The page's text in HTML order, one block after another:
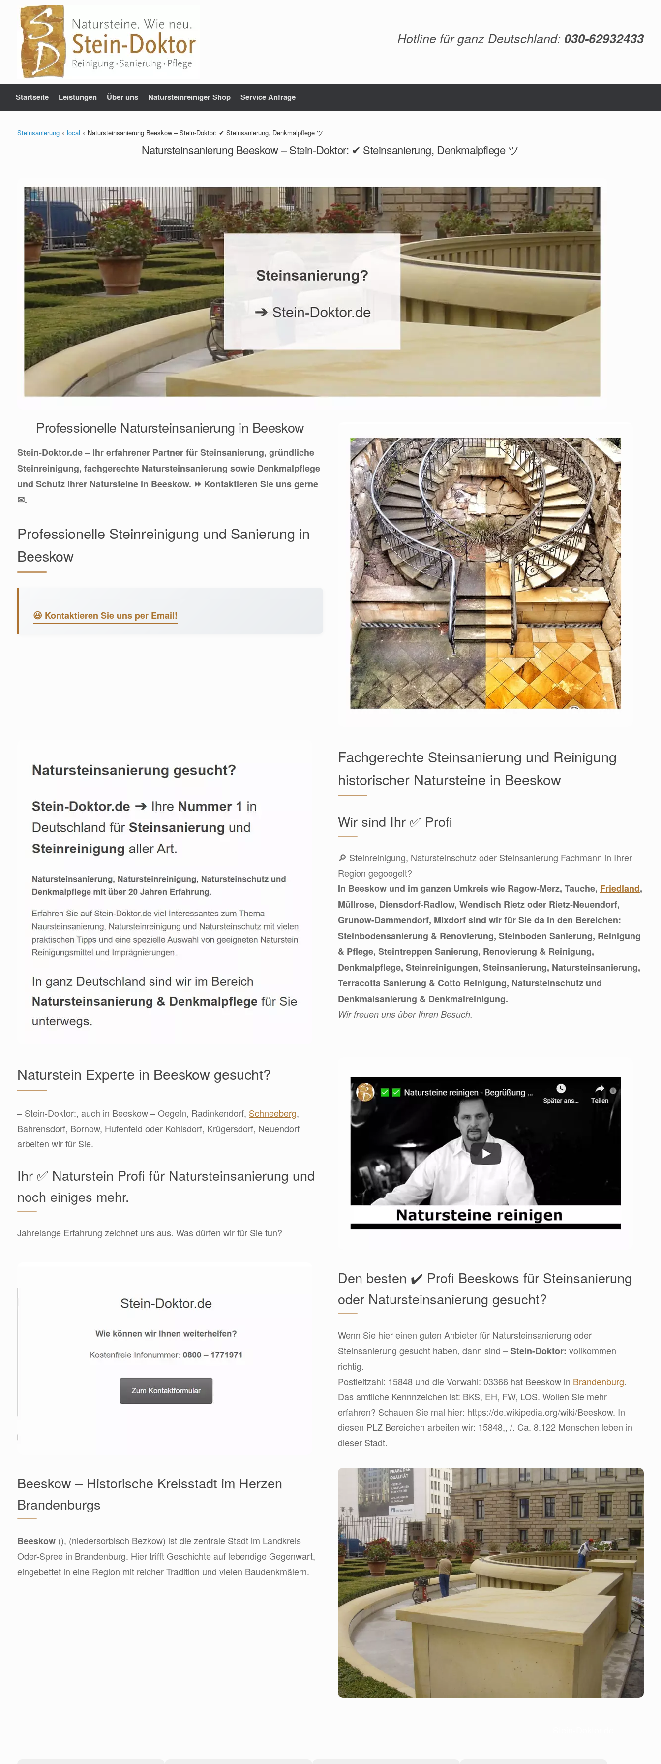
springen
Hotline für ganz Deutschland: 030-62932433
Startseite Leistungen Über uns Natursteinreiniger Shop Service Anfrage
Steinsanierung » local » Natursteinsanierung Beeskow – Stein-Doktor: ✔ Steinsanierung, Denkmalpflege ツ
Natursteinsanierung Beeskow – Stein-Doktor: ✔ Steinsanierung, Denkmalpflege ツ
Professionelle Natursteinsanierung in Beeskow
Stein-Doktor.de – Ihr erfahrener Partner für Steinsanierung, gründliche
Steinreinigung, fachgerechte Natursteinsanierung sowie Denkmalpflege
und Schutz Ihrer Natursteine in Beeskow. ⏩ Kontaktieren Sie uns gerne
✉.
Professionelle Steinreinigung und Sanierung in
Beeskow
😃 Kontaktieren Sie uns per Email!
Fachgerechte Steinsanierung und Reinigung
historischer Natursteine in Beeskow
Wir sind Ihr ✅ Profi
🔎 Steinreinigung, Natursteinschutz oder Steinsanierung Fachmann in Ihrer
Region gegoogelt?
In Beeskow und im ganzen Umkreis wie Ragow-Merz, Tauche, Friedland,
Müllrose, Diensdorf-Radlow, Wendisch Rietz oder Rietz-Neuendorf,
Grunow-Dammendorf, Mixdorf sind wir für Sie da in den Bereichen:
Steinbodensanierung & Renovierung, Steinboden Sanierung, Reinigung
& Pflege, Steintreppen Sanierung, Renovierung & Reinigung,
Denkmalpflege, Steinreinigungen, Steinsanierung, Natursteinsanierung,
Terracotta Sanierung & Cotto Reinigung, Natursteinschutz und
Denkmalsanierung & Denkmalreinigung.
Wir freuen uns über Ihren Besuch.
Naturstein Experte in Beeskow gesucht?
– Stein-Doktor:, auch in Beeskow – Oegeln, Radinkendorf, Schneeberg,
Bahrensdorf, Bornow, Hufenfeld oder Kohlsdorf, Krügersdorf, Neuendorf
arbeiten wir für Sie.
Ihr ✅ Naturstein Profi für Natursteinsanierung und
noch einiges mehr.
Jahrelange Erfahrung zeichnet uns aus. Was dürfen wir für Sie tun?
Den besten ✔️ Profi Beeskows für Steinsanierung
oder Natursteinsanierung gesucht?
Wenn Sie hier einen guten Anbieter für Natursteinsanierung oder
Steinsanierung gesucht haben, dann sind– Stein-Doktor: vollkommen
richtig.
Postleitzahl: 15848 und die Vorwahl: 03366 hat Beeskow in Brandenburg.
Das amtliche Kennnzeichen ist: BKS, EH, FW, LOS. Wollen Sie mehr
erfahren? Schauen Sie mal hier: https://de.wikipedia.org/wiki/Beeskow. In
diesen PLZ Bereichen arbeiten wir: 15848,, /. Ca. 8.122 Menschen leben in
dieser Stadt.
Beeskow – Historische Kreisstadt im Herzen
Brandenburgs
Beeskow (), (niedersorbisch Bezkow) ist die zentrale Stadt im Landkreis
Oder-Spree in Brandenburg. Hier trifft Geschichte auf lebendige Gegenwart,
eingebettet in eine Region mit reicher Tradition und vielen Baudenkmälern.